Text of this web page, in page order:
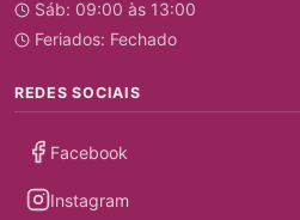
Sáb: 09:00 às 13:00
Feriados: Fechado
REDES SOCIAIS
Facebook
Instagram